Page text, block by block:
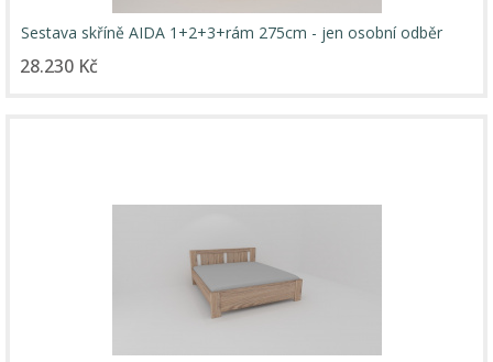
Sestava skříně AIDA 1+2+3+rám 275cm - jen osobní odběr
28.230 Kč